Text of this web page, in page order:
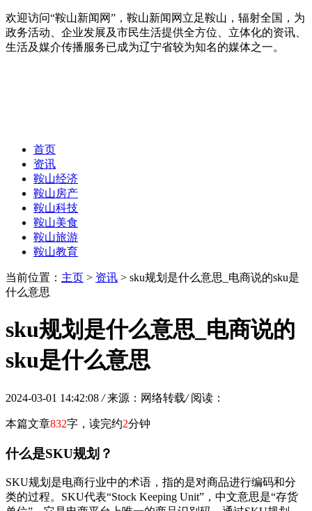
欢迎访问“鞍山新闻网”，鞍山新闻网立足鞍山，辐射全国，为
政务活动、企业发展及市民生活提供全方位、立体化的资讯、
生活及媒介传播服务已成为辽宁省较为知名的媒体之一。
首页
资讯
鞍山经济
鞍山房产
鞍山科技
鞍山美食
鞍山旅游
鞍山教育
当前位置： 主页 > 资讯 > sku规划是什么意思_电商说的sku是
什么意思
sku规划是什么意思_电商说的
sku是什么意思
2024-03-01 14:42:08 / 来源：网络转载/ 阅读：
本篇文章832字，读完约2分钟
什么是SKU规划？
SKU规划是电商行业中的术语，指的是对商品进行编码和分
类的过程。SKU代表“Stock Keeping Unit”，中文意思是“存货